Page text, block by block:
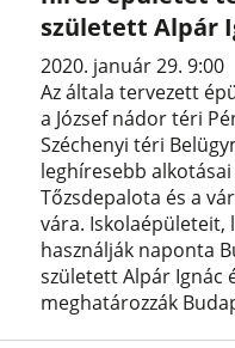
született Alpár
2020. január 29. 9:00
Az általa tervezett
a József nádor téri
Széchenyi téri
leghíresebb
Tőzsdepalota és a
vára. Iskolaépületeit,
használják naponta
született Alpár Ignác
meghatározzák